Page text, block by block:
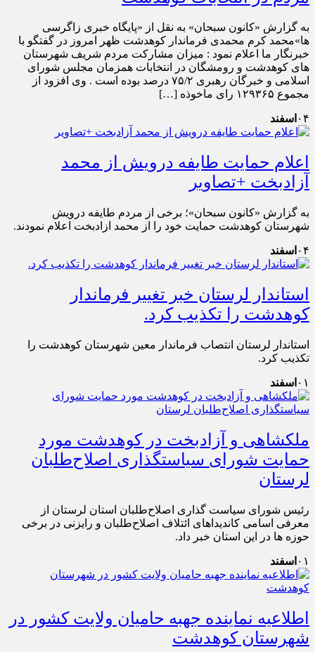
به گزارش «کانون سبحان» به نقل از «پایگاه خبری زاگرسی
ها»محمد کرم محمدی فرماندار کوهدشت ظهر امروز در گفتگو با
خبرنگار ما اعلام نمود : میزان مشارکت مردم شریف شهرستان
های کوهدشت و رومشگان در انتخابات همزمان مجلس شورای
اسلامی و خبرگان رهبری ۷۵/۲ درصد بوده است . وی افزود از
مجموع ۱۲۹۳۶۵ رای ماخوذه […]
۰۴ اسفند
اعلام حمایت طایفه درویش از محمد
آزادبخت +تصاویر
به گزارش «کانون سبحان»؛ برخی از مردم طایفه درویش
شهرستان کوهدشت حمایت خود را از محمد ازادبخت اعلام نمودند.
۰۴ اسفند
استاندار لرستان خبر تغییر فرماندار
کوهدشت را تکذیب کرد.
استاندار لرستان انتصاب فرماندار معین شهرستان کوهدشت را
تکذیب کرد.
۰۱ اسفند
ملکشاهی و آزادبخت در کوهدشت مورد
حمایت شورای سیاستگذاری اصلاح‌طلبان
لرستان
رئیس شورای سیاست گذاری اصلاح‌طلبان استان لرستان از
معرفی اسامی کاندیداهای ائتلاف اصلاح‌طلبان و رایزنی در برخی
حوزه ها در این استان خبر داد.
۰۱ اسفند
اطلاعیه نماینده جهبه حامیان ولایت کشور در
شهرستان کوهدشت